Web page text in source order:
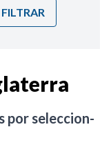
FILTRAR
por seleccion-